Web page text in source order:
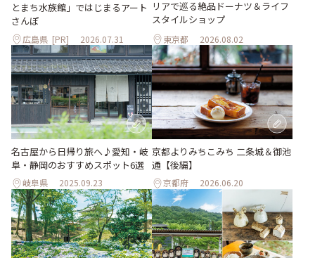
とまち水族館」ではじまるアート
さんぽ
広島県 [PR] 2026.07.31
リアで巡る絶品ドーナツ＆ライフ
スタイルショップ
東京都 2026.08.02
名古屋から日帰り旅へ♪愛知・岐
阜・静岡のおすすめスポット6選
岐阜県 2025.09.23
京都よりみちこみち 二条城＆御池
通【後編】
京都府 2026.06.20